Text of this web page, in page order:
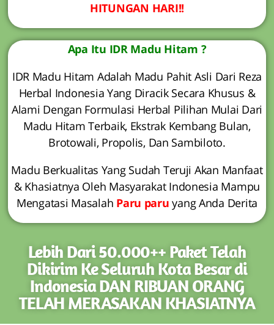
HITUNGAN HARI!!
Apa Itu IDR Madu Hitam ?
IDR Madu Hitam Adalah Madu Pahit Asli Dari Reza
Herbal Indonesia Yang Diracik Secara Khusus &
Alami Dengan Formulasi Herbal Pilihan Mulai Dari
Madu Hitam Terbaik, Ekstrak Kembang Bulan,
Brotowali, Propolis, Dan Sambiloto.
Madu Berkualitas Yang Sudah Teruji Akan Manfaat
& Khasiatnya Oleh Masyarakat Indonesia Mampu
Mengatasi Masalah Paru paruyang Anda Derita
Lebih Dari 50.000++ Paket Telah
Dikirim Ke Seluruh Kota Besar di
Indonesia DAN RIBUAN ORANG
TELAH MERASAKAN KHASIATNYA